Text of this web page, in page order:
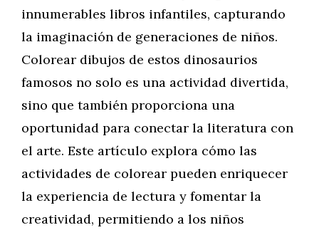
innumerables libros infantiles, capturando
la imaginación de generaciones de niños.
Colorear dibujos de estos dinosaurios
famosos no solo es una actividad divertida,
sino que también proporciona una
oportunidad para conectar la literatura con
el arte. Este artículo explora cómo las
actividades de colorear pueden enriquecer
la experiencia de lectura y fomentar la
creatividad, permitiendo a los niños